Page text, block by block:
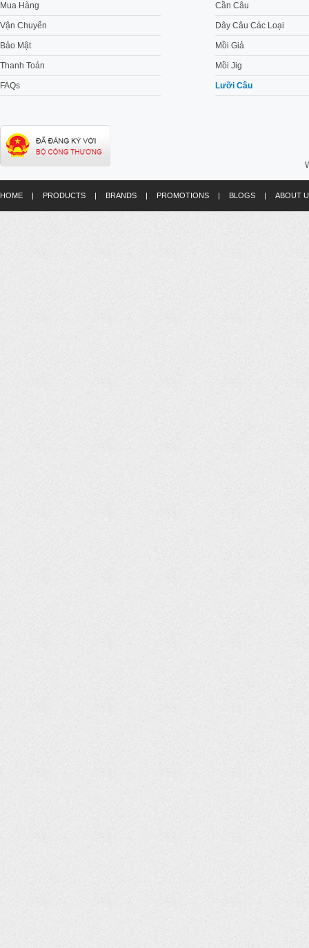
Mua Hàng
Vận Chuyển
Bảo Mật
Thanh Toán
FAQs
Cần Câu
Dây Câu Các Loại
Mồi Giả
Mồi Jig
Lưỡi Câu
HOME | PRODUCTS | BRANDS | PROMOTIONS | BLOGS | ABOUT